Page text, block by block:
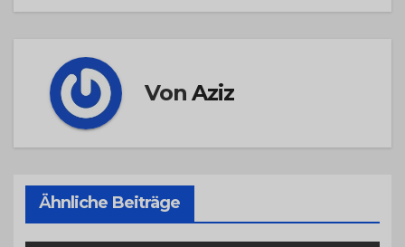
VonAziz
Ähnliche Beiträge